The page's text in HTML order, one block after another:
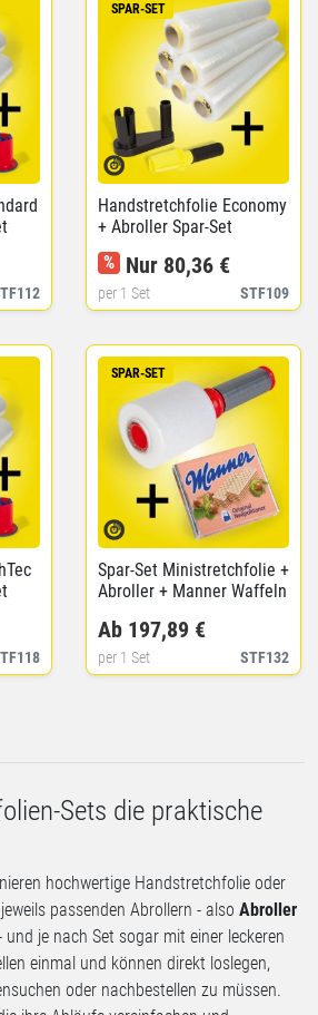
SPAR-SET
Handstretchfolie Economy
+ Abroller Spar-Set
STF109
% Nur 80,36 €
per 1 Set
SPAR-SET
Spar-Set Ministretchfolie +
Abroller + Manner Waffeln
STF132
Ab 197,89 €
per 1 Set
Sets die praktische
hochwertige Handstretchfolie oder
passenden Abrollern - also Abroller
und je nach Set sogar mit einer leckeren
einmal und können direkt loslegen,
oder nachbestellen zu müssen.